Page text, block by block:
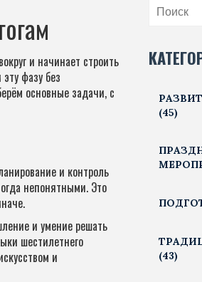
и начинает строить
фазу без
основные задачи, с
и контроль
непонятными. Это
и умение решать
шестилетнего
и
(45)
(43)